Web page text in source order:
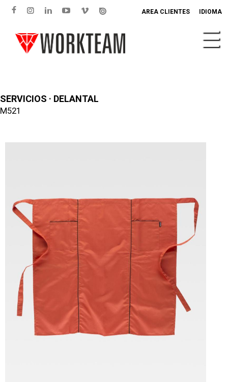
AREA CLIENTES IDIOMA
SERVICIOS · DELANTAL
M521